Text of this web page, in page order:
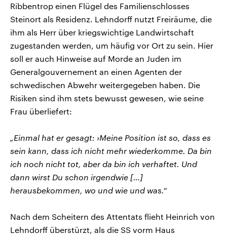
Ribbentrop einen Flügel des Familienschlosses
Steinort als Residenz. Lehndorff nutzt Freiräume, die
ihm als Herr über kriegswichtige Landwirtschaft
zugestanden werden, um häufig vor Ort zu sein. Hier
soll er auch Hinweise auf Morde an Juden im
Generalgouvernement an einen Agenten der
schwedischen Abwehr weitergegeben haben. Die
Risiken sind ihm stets bewusst gewesen, wie seine
Frau überliefert:
„Einmal hat er gesagt: ›Meine Position ist so, dass es
sein kann, dass ich nicht mehr wiederkomme. Da bin
ich noch nicht tot, aber da bin ich verhaftet. Und
dann wirst Du schon irgendwie […]
herausbekommen, wo und wie und was.“
Nach dem Scheitern des Attentats flieht Heinrich von
Lehndorff überstürzt, als die SS vorm Haus